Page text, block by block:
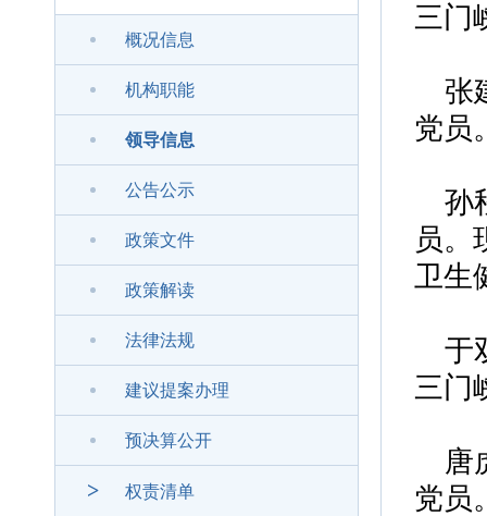
概况信息
机构职能
领导信息
公告公示
政策文件
政策解读
法律法规
建议提案办理
预决算公开
> 权责清单
三门
张
党员
孙
员。
卫生
于
三门
唐
党员